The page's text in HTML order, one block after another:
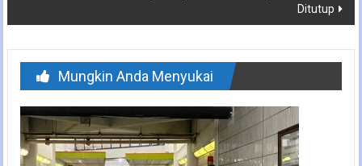
Ditutup
Mungkin Anda Menyukai